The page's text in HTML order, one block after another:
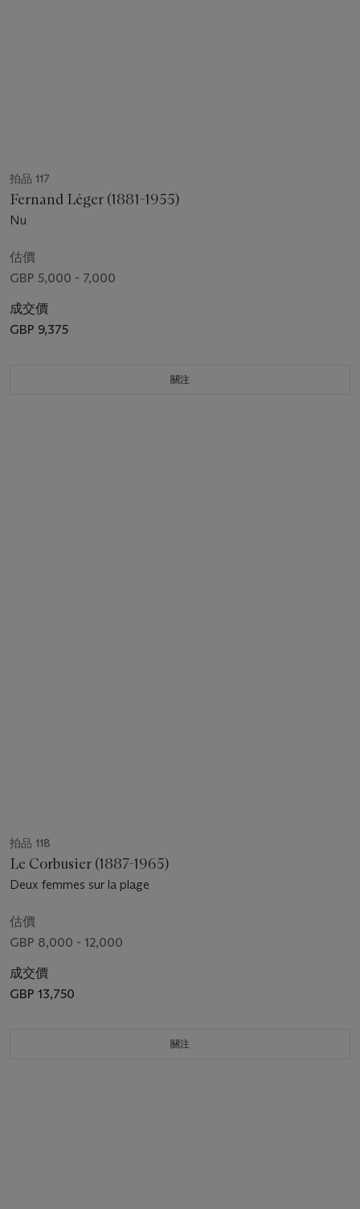
拍品 117
Fernand Léger (1881-1955)
Nu
估價
GBP 5,000 - 7,000
成交價
GBP 9,375
關注
拍品 118
Le Corbusier (1887-1965)
Deux femmes sur la plage
估價
GBP 8,000 - 12,000
成交價
GBP 13,750
關注